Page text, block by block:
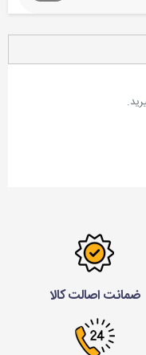
ضمانت اصالت کالا